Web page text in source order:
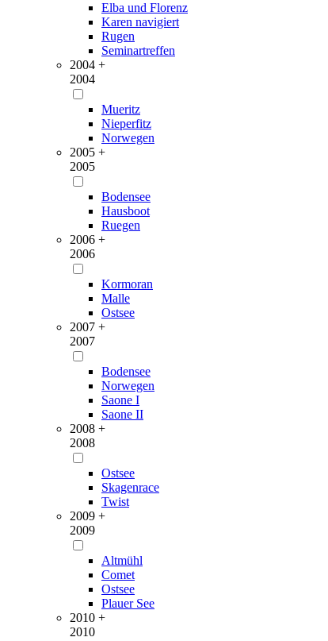
Elba und Florenz
Karen navigiert
Rugen
Seminartreffen
2004 +
2004
Mueritz
Nieperfitz
Norwegen
2005 +
2005
Bodensee
Hausboot
Ruegen
2006 +
2006
Kormoran
Malle
Ostsee
2007 +
2007
Bodensee
Norwegen
Saone I
Saone II
2008 +
2008
Ostsee
Skagenrace
Twist
2009 +
2009
Altmühl
Comet
Ostsee
Plauer See
2010 +
2010